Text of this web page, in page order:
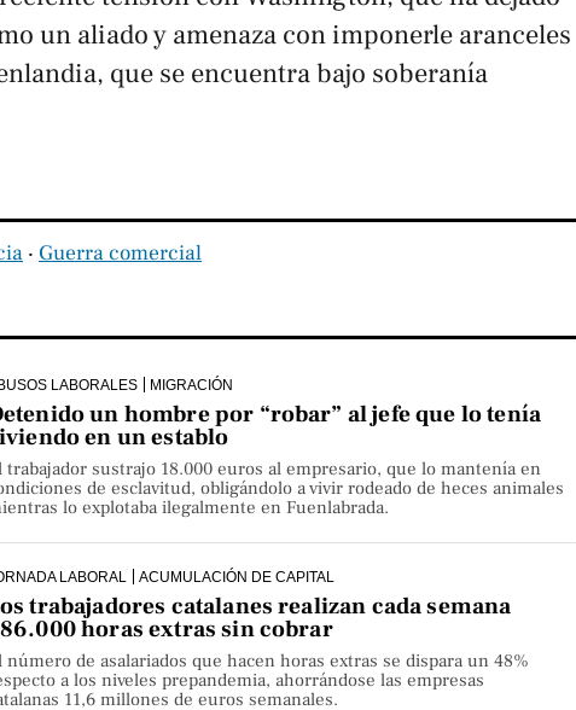
un aliado y amenaza con imponerle aranceles
que se encuentra bajo soberanía
‧ Guerra comercial
LABORALES MIGRACIÓN
un hombre por “robar” al jefe que lo tenía
en un establo
trabajador sustrajo 18.000 euros al empresario, que lo mantenía en
de esclavitud, obligándolo a vivir rodeado de heces animales
lo explotaba ilegalmente en Fuenlabrada.
LABORAL ACUMULACIÓN DE CAPITAL
trabajadores catalanes realizan cada semana
horas extras sin cobrar
número de asalariados que hacen horas extras se dispara un 48%
a los niveles prepandemia, ahorrándose las empresas
11,6 millones de euros semanales.